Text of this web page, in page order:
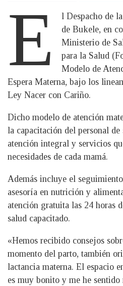
E
l Despacho de
de Bukele, en
Ministerio de
para la Salud
Modelo de
Espera Materna, bajo los
Ley Nacer con Cariño.
Dicho modelo de atención
la capacitación del personal
atención integral y servicios
necesidades de cada mamá.
Además incluye el
asesoría en nutrición y
atención gratuita las 24 horas
salud capacitado.
«Hemos recibido consejos
momento del parto, también
lactancia materna. El espacio
es muy bonito y me he